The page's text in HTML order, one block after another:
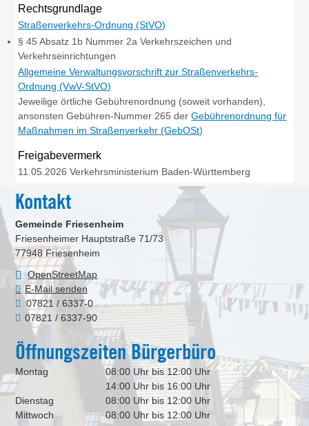
Rechtsgrundlage
Straßenverkehrs-Ordnung (StVO)
§ 45 Absatz 1b Nummer 2a Verkehrszeichen und
Verkehrseinrichtungen
Allgemeine Verwaltungsvorschrift zur Straßenverkehrs-
Ordnung (VwV-StVO)
Jeweilige örtliche Gebührenordnung (soweit vorhanden),
ansonsten Gebühren-Nummer 265 derGebührenordnung für
Maßnahmen im Straßenverkehr (GebOSt)
Freigabevermerk
11.05.2026 Verkehrsministerium Baden-Württemberg
Kontakt
Gemeinde Friesenheim
Friesenheimer Hauptstraße 71/73
77948 Friesenheim
OpenStreetMap
E-Mail senden
07821 / 6337-0
07821 / 6337-90
Öffnungszeiten Bürgerbüro
Montag
08:00 Uhr bis 12:00 Uhr
14:00 Uhr bis 16:00 Uhr
Dienstag
08:00 Uhr bis 12:00 Uhr
Mittwoch
08:00 Uhr bis 12:00 Uhr